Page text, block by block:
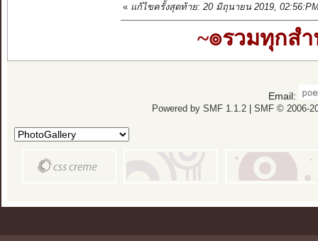
« แก้ไขครั้งสุดท้าย: 20 มิถุนายน 2019,
~๏รวมทุกส
Email:
Powered by SMF 1.1.2| SMF © 2006-